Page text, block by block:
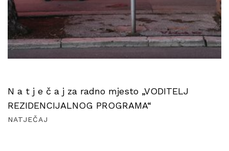
N a t j e č a j za radno mjesto „VODITELJ
REZIDENCIJALNOG PROGRAMA“
NATJEČAJ